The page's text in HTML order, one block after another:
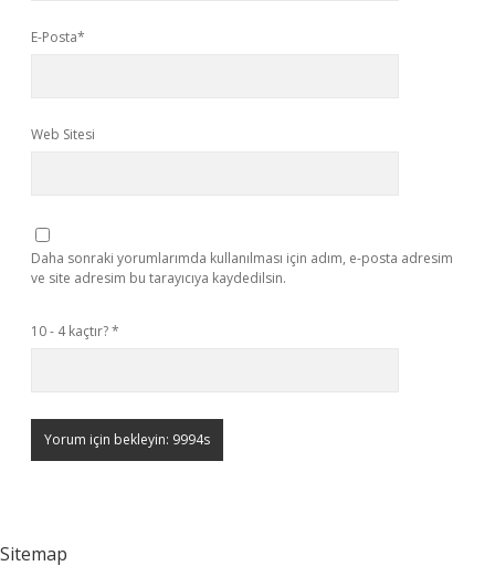
E-Posta*
Web Sitesi
Daha sonraki yorumlarımda kullanılması için adım, e-posta adresim
ve site adresim bu tarayıcıya kaydedilsin.
10 - 4 kaçtır?*
Sitemap